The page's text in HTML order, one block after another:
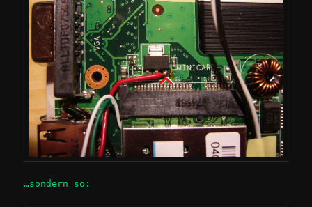
…sondern so: